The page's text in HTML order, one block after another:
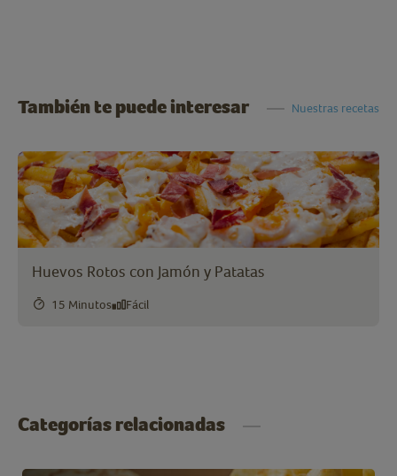
También te puede interesar Nuestras recetas
Huevos Rotos con Jamón y Patatas
15 Minutos Fácil
Categorías relacionadas